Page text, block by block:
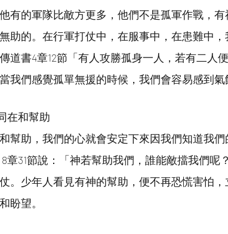
有的軍隊比敵方更多，他們不是孤軍作戰，
助的。在行軍打仗中，在服事中，在患難中
道書4章12節「有人攻勝孤身一人，若有二人
我們感覺孤單無援的時候，我們會容易感到氣
在和幫助
幫助，我們的心就會安定下來因我們知道我
章31節說：「神若幫助我們，誰能敵擋我們呢
。少年人看見有神的幫助，便不再恐慌害怕
盼望。